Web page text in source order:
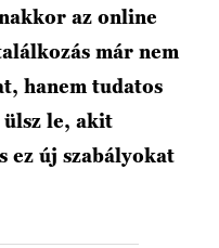
az online
már nem
hanem tudatos
ülsz le, akit
ez új szabályokat